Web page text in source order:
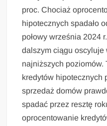
proc. Chociaż
hipotecznych spadało
połowy września 2024
dalszym ciągu oscyluje
najniższych poziomów.
kredytów hipotecznych
sprzedaż domów
spadać przez resztę
oprocentowanie